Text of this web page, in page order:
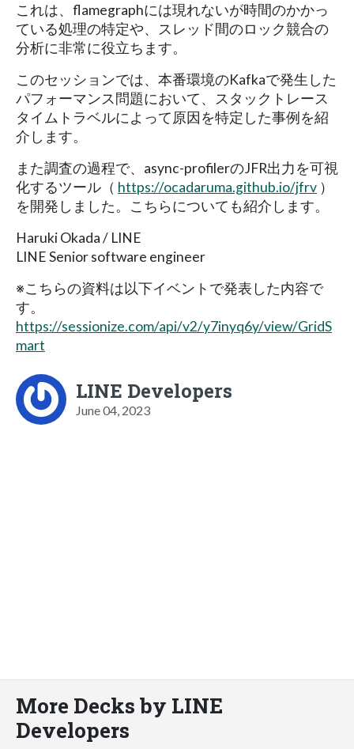
これは、flamegraphには現れないが時間のかかっ
ている処理の特定や、スレッド間のロック競合の
分析に非常に役立ちます。
このセッションでは、本番環境のKafkaで発生した
パフォーマンス問題において、スタックトレース
タイムトラベルによって原因を特定した事例を紹
介します。
また調査の過程で、async-profilerのJFR出力を可視
化するツール（ https://ocadaruma.github.io/jfrv ）
を開発しました。こちらについても紹介します。
Haruki Okada / LINE
LINE Senior software engineer
※こちらの資料は以下イベントで発表した内容で
す。
https://sessionize.com/api/v2/y7inyq6y/view/GridS
mart
LINE Developers
June 04, 2023
More Decks by LINE
Developers